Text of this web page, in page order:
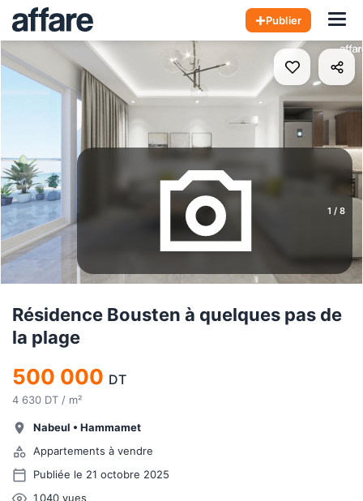
Publier
1 / 8
Résidence Bousten à quelques pas de
la plage
500 000 DT
4 630 DT / m²
Nabeul • Hammamet
Appartements à vendre
Publiée le 21 octobre 2025
1 040 vues